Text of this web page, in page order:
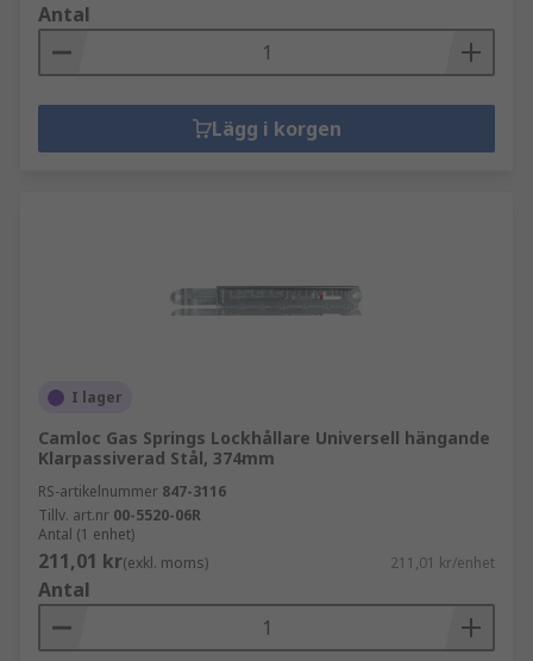
Antal
Lägg i korgen
I lager
Camloc Gas Springs Lockhållare Universell hängande
Klarpassiverad Stål, 374mm
RS-artikelnummer 847-3116
Tillv. art.nr 00-5520-06R
Antal (1 enhet)
211,01 kr(exkl. moms) 211,01 kr/enhet
Antal